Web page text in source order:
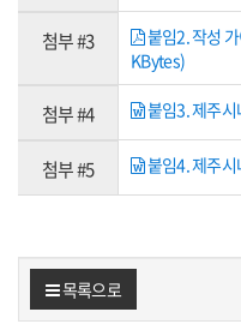
첨부 #3
붙임2. 작성
KBytes)
첨부 #4 붙임3. 제주
첨부 #5 붙임4. 제주
목록으로